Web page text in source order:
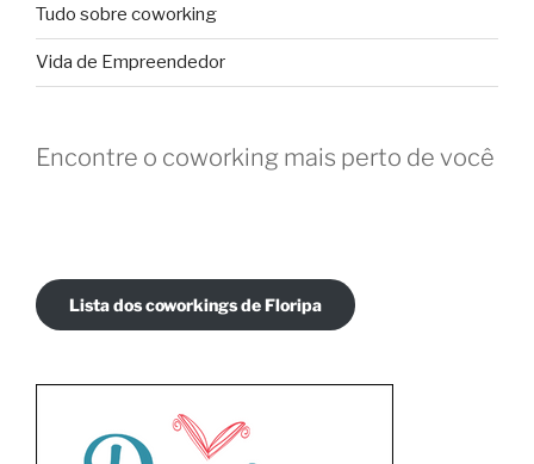
Tudo sobre coworking
Vida de Empreendedor
Encontre o coworking mais perto de você
Lista dos coworkings de Floripa